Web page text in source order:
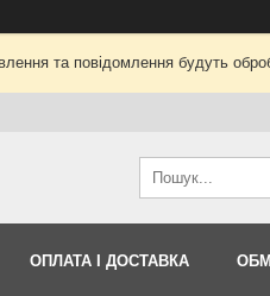
та повідомлення будуть
ОПЛАТА І ДОСТАВКА